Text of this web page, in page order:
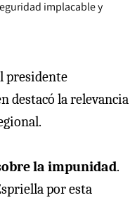
implacable y
presidente
destacó la relevancia
la impunidad.
por esta